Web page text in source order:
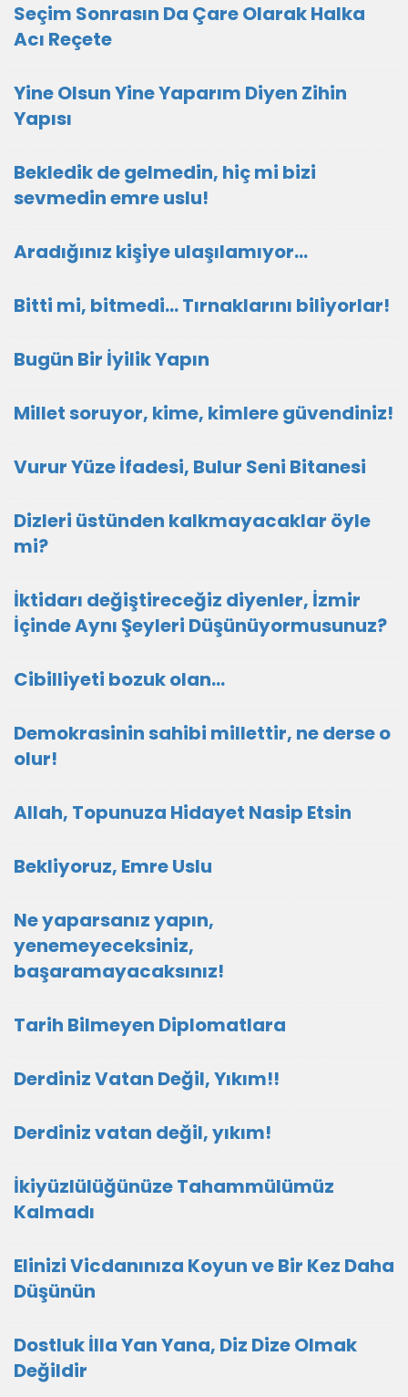
Seçim Sonrasın Da Çare Olarak Halka
Acı Reçete
Yine Olsun Yine Yaparım Diyen Zihin
Yapısı
Bekledik de gelmedin, hiç mi bizi
sevmedin emre uslu!
Aradığınız kişiye ulaşılamıyor...
Bitti mi, bitmedi... Tırnaklarını biliyorlar!
Bugün Bir İyilik Yapın
Millet soruyor, kime, kimlere güvendiniz!
Vurur Yüze İfadesi, Bulur Seni Bitanesi
Dizleri üstünden kalkmayacaklar öyle
mi?
İktidarı değiştireceğiz diyenler, İzmir
İçinde Aynı Şeyleri Düşünüyormusunuz?
Cibilliyeti bozuk olan...
Demokrasinin sahibi millettir, ne derse o
olur!
Allah, Topunuza Hidayet Nasip Etsin
Bekliyoruz, Emre Uslu
Ne yaparsanız yapın,
yenemeyeceksiniz,
başaramayacaksınız!
Tarih Bilmeyen Diplomatlara
Derdiniz Vatan Değil, Yıkım!!
Derdiniz vatan değil, yıkım!
İkiyüzlülüğünüze Tahammülümüz
Kalmadı
Elinizi Vicdanınıza Koyun ve Bir Kez Daha
Düşünün
Dostluk İlla Yan Yana, Diz Dize Olmak
Değildir